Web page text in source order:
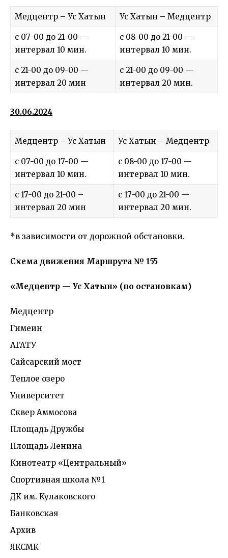
Медцентр – Ус Хатын Ус Хатын – Медцентр
с 07-00 до 21-00 —
интервал 10 мин.
с 08-00 до 21-00 —
интервал 10 мин.
с 21-00 до 09-00 —
интервал 20 мин
с 21-00 до 09-00 —
интервал 20 мин.
30.06.2024
Медцентр – Ус Хатын Ус Хатын – Медцентр
с 07-00 до 17-00 —
интервал 10 мин.
с 08-00 до 17-00 —
интервал 10 мин.
с 17-00 до 21-00 –
интервал 20 мин
с 17-00 до 21-00 —
интервал 20 мин.
*в зависимости от дорожной обстановки.
Схема движения Маршрута № 155
«Медцентр — Ус Хатын» (по остановкам)
Медцентр
Гимеин
АГАТУ
Сайсарский мост
Теплое озеро
Университет
Сквер Аммосова
Площадь Дружбы
Площадь Ленина
Кинотеатр «Центральный»
Спортивная школа №1
ДК им. Кулаковского
Банковская
Архив
ЯКСМК